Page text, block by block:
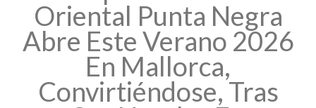
Oriental Punta Negra
Abre Este Verano 2026
En Mallorca,
Convirtiéndose, Tras